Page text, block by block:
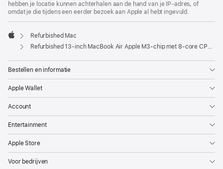
hebben je locatie kunnen achterhalen aan de hand van je IP-adres, of
omdat je die tijdens een eerder bezoek aan Apple al hebt ingevuld.
Apple
Refurbished Mac
Refurbished 13-inch MacBook Air Apple M3-chip met 8‑core CPU en 10‑core GPU - Middernacht
Bestellen en informatie
Apple Wallet
Account
Entertainment
Apple Store
Voor bedrijven